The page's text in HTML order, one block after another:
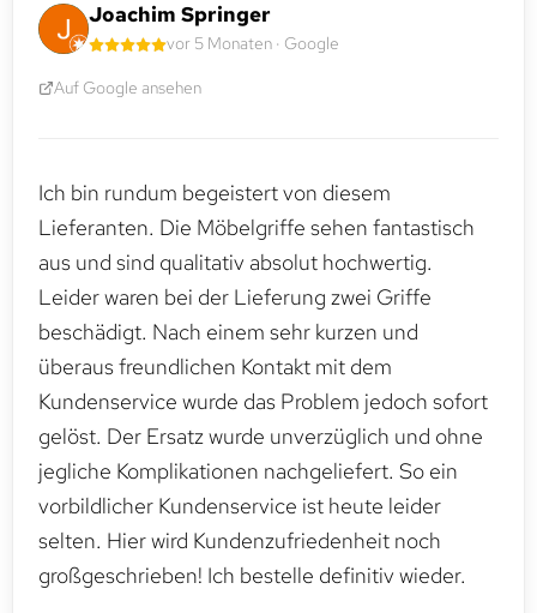
Joachim Springer
vor 5 Monaten · Google
Auf Google ansehen
Ich bin rundum begeistert von diesem
Lieferanten. Die Möbelgriffe sehen fantastisch
aus und sind qualitativ absolut hochwertig.
Leider waren bei der Lieferung zwei Griffe
beschädigt. Nach einem sehr kurzen und
überaus freundlichen Kontakt mit dem
Kundenservice wurde das Problem jedoch sofort
gelöst. Der Ersatz wurde unverzüglich und ohne
jegliche Komplikationen nachgeliefert. So ein
vorbildlicher Kundenservice ist heute leider
selten. Hier wird Kundenzufriedenheit noch
großgeschrieben! Ich bestelle definitiv wieder.